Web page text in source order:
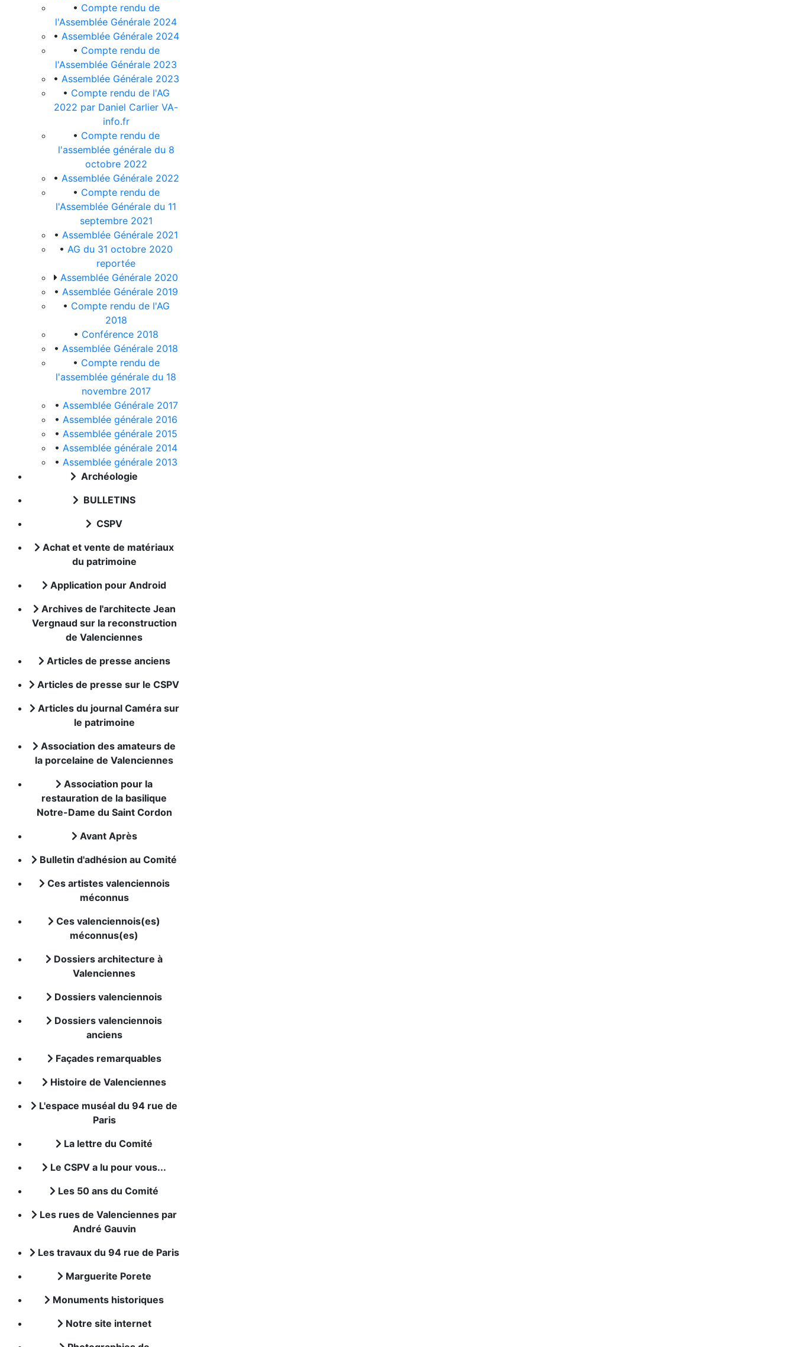
• Compte rendu de
l'Assemblée Générale 2024
• Assemblée Générale 2024
• Compte rendu de
l'Assemblée Générale 2023
• Assemblée Générale 2023
• Compte rendu de l'AG
2022 par Daniel Carlier VA-
info.fr
• Compte rendu de
l'assemblée générale du 8
octobre 2022
• Assemblée Générale 2022
• Compte rendu de
l'Assemblée Générale du 11
septembre 2021
• Assemblée Générale 2021
• AG du 31 octobre 2020
reportée
Assemblée Générale 2020
• Assemblée Générale 2019
• Compte rendu de l'AG
2018
• Conférence 2018
• Assemblée Générale 2018
• Compte rendu de
l'assemblée générale du 18
novembre 2017
• Assemblée Générale 2017
• Assemblée générale 2016
• Assemblée générale 2015
• Assemblée générale 2014
• Assemblée générale 2013
Archéologie
BULLETINS
CSPV
Achat et vente de matériaux
du patrimoine
Application pour Android
Archives de l'architecte Jean
Vergnaud sur la reconstruction
de Valenciennes
Articles de presse anciens
Articles de presse sur le CSPV
Articles du journal Caméra sur
le patrimoine
Association des amateurs de
la porcelaine de Valenciennes
Association pour la
restauration de la basilique
Notre-Dame du Saint Cordon
Avant Après
Bulletin d'adhésion au Comité
Ces artistes valenciennois
méconnus
Ces valenciennois(es)
méconnus(es)
Dossiers architecture à
Valenciennes
Dossiers valenciennois
Dossiers valenciennois
anciens
Façades remarquables
Histoire de Valenciennes
L'espace muséal du 94 rue de
Paris
La lettre du Comité
Le CSPV a lu pour vous...
Les 50 ans du Comité
Les rues de Valenciennes par
André Gauvin
Les travaux du 94 rue de Paris
Marguerite Porete
Monuments historiques
Notre site internet